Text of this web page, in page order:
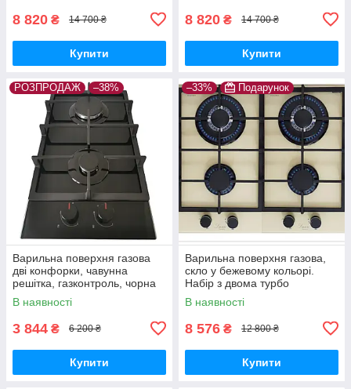
8 820 ₴ 14 700 ₴
Купити
8 820 ₴ 14 700 ₴
Купити
РОЗПРОДАЖ –38%
Варильна поверхня газова
дві конфорки, чавунна
решітка, газконтроль, чорна
Built-in Gas Hob PGE 320
BCH
В наявності
3 844 ₴ 6 200 ₴
Купити
–33% Подарунок
Варильна поверхня газова,
скло у бежевому кольорі.
Набір з двома турбо
пальників вог. Luxor
Німеччина
В наявності
8 576 ₴ 12 800 ₴
Купити